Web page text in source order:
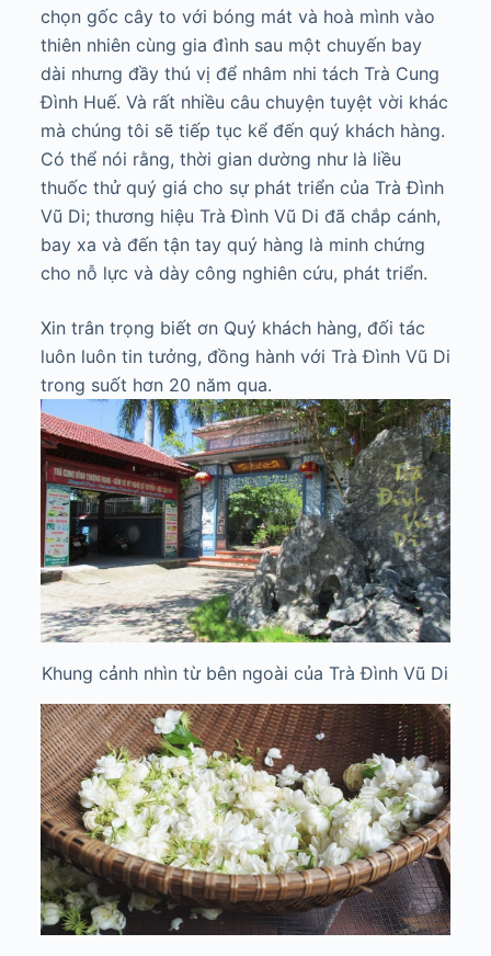
chọn gốc cây to với bóng mát và hoà mình vào
thiên nhiên cùng gia đình sau một chuyến bay
dài nhưng đầy thú vị để nhâm nhi tách Trà Cung
Đình Huế. Và rất nhiều câu chuyện tuyệt vời khác
mà chúng tôi sẽ tiếp tục kể đến quý khách hàng.
Có thể nói rằng, thời gian dường như là liều
thuốc thử quý giá cho sự phát triển của Trà Đình
Vũ Di; thương hiệu Trà Đình Vũ Di đã chắp cánh,
bay xa và đến tận tay quý hàng là minh chứng
cho nỗ lực và dày công nghiên cứu, phát triển.
Xin trân trọng biết ơn Quý khách hàng, đối tác
luôn luôn tin tưởng, đồng hành với Trà Đình Vũ Di
trong suốt hơn 20 năm qua.
Khung cảnh nhìn từ bên ngoài của Trà Đình Vũ Di